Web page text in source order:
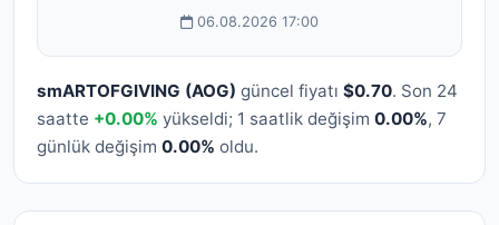
06.08.2026 17:00
smARTOFGIVING (AOG) güncel fiyatı $0.70. Son 24
saatte +0.00% yükseldi; 1 saatlik değişim 0.00%, 7
günlük değişim 0.00% oldu.